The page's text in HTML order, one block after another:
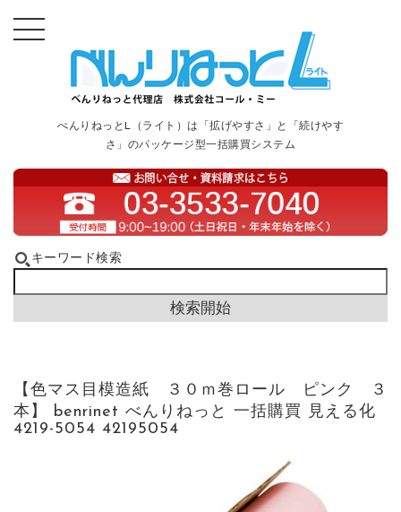
べんりねっとL（ライト）は「拡げやすさ」と「続けやす
さ」のパッケージ型一括購買システム
キーワード検索
【色マス目模造紙 ３０ｍ巻ロール ピンク ３
本】 benrinet べんりねっと 一括購買 見える化
4219-5054 42195054